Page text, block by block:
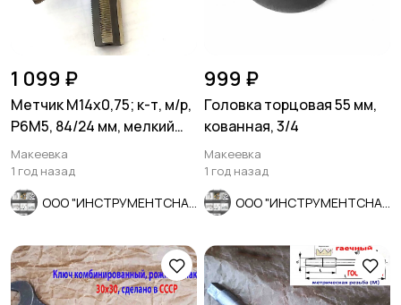
1 099 ₽
Метчик М14х0,75; к-т, м/р,
Р6М5, 84/24 мм, мелкий
шаг, СССР.
Макеевка
1 год назад
999 ₽
Головка торцовая 55 мм,
кованная, 3/4
Макеевка
1 год назад